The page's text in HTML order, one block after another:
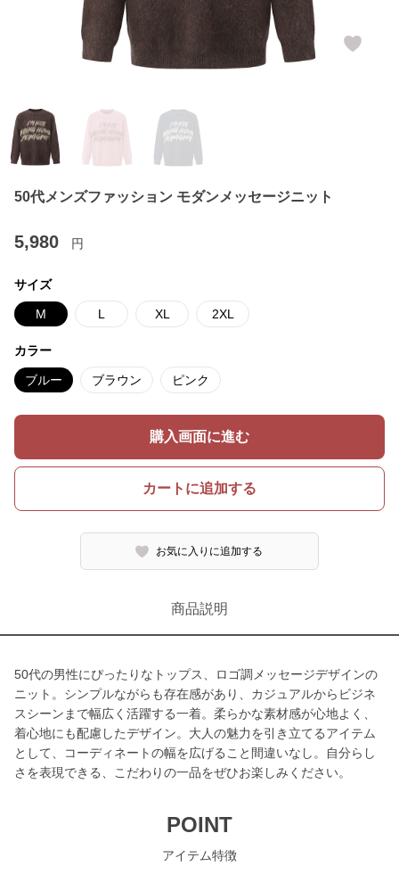
50代メンズファッション モダンメッセージニット
5,980 円
サイズ
M L XL 2XL
カラー
ブルー ブラウン ピンク
購入画面に進む
カートに追加する
お気に入りに追加する
商品説明
50代の男性にぴったりなトップス、ロゴ調メッセージデザインの
ニット。シンプルながらも存在感があり、カジュアルからビジネ
スシーンまで幅広く活躍する一着。柔らかな素材感が心地よく、
着心地にも配慮したデザイン。大人の魅力を引き立てるアイテム
として、コーディネートの幅を広げること間違いなし。自分らし
さを表現できる、こだわりの一品をぜひお楽しみください。
POINT
アイテム特徴